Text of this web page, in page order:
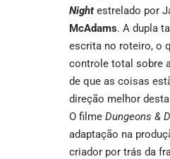
Night estrelado por
McAdams. A dupla
escrita no roteiro, o
controle total sobre
de que as coisas
direção melhor desta
O filme Dungeons &
adaptação na
criador por trás da